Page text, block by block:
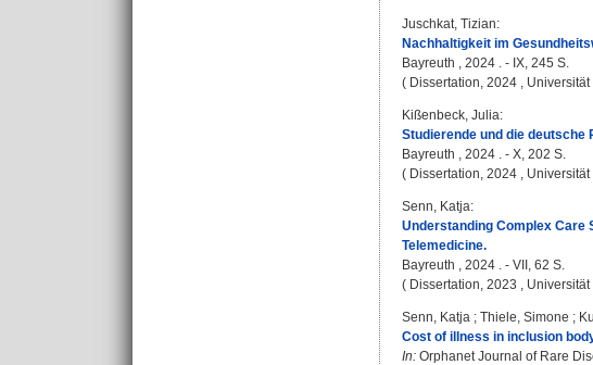
Juschkat, Tizian:
Nachhaltigkeit im
Bayreuth , 2024 . - IX, 245 S.
( Dissertation, 2024 ,
Kißenbeck, Julia:
Studierende und die
Bayreuth , 2024 . - X, 202 S.
( Dissertation, 2024 ,
Senn, Katja:
Understanding Complex Care
Telemedicine.
Bayreuth , 2024 . - VII, 62 S.
( Dissertation, 2023 ,
Senn, Katja ; Thiele, Simone ;
Cost of illness in inclusion
In: Orphanet Journal of Rare